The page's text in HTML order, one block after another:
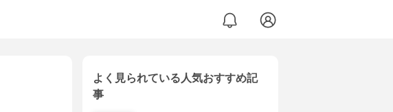
よく見られている人気おすすめ記
事